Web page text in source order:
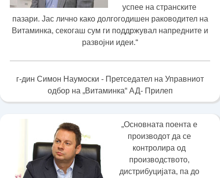
успее на странските
пазари. Јас лично како долгогодишен раководител на
Витаминка, секогаш сум ги поддржувал напредните и
развојни идеи.“
г-дин Симон Наумоски - Претседател на Управниот
одбор на „Витаминка“ АД- Прилеп
„Основната поента е
производот да се
контролира од
производството,
дистрибуцијата, па до